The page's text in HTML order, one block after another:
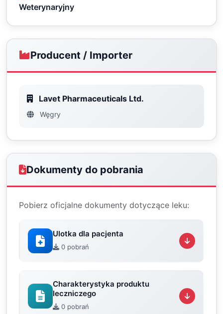
Weterynaryjny
Producent / Importer
Lavet Pharmaceuticals Ltd.
Węgry
Dokumenty do pobrania
Pobierz oficjalne dokumenty dotyczące leku:
Ulotka dla pacjenta
0 pobrań
Charakterystyka produktu
leczniczego
0 pobrań